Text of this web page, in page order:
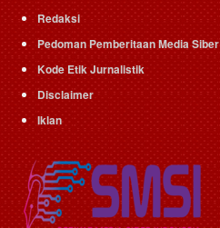
Redaksi
Pedoman Pemberitaan Media Siber
Kode Etik Jurnalistik
Disclaimer
Iklan